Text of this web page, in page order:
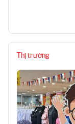
Thị trường